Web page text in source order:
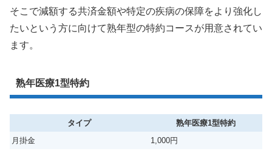
そこで減額する共済金額や特定の疾病の保障をより強化し
たいという方に向けて熟年型の特約コースが用意されてい
ます。
熟年医療1型特約
タイプ
熟年医療1型特約
月掛金
1,000円